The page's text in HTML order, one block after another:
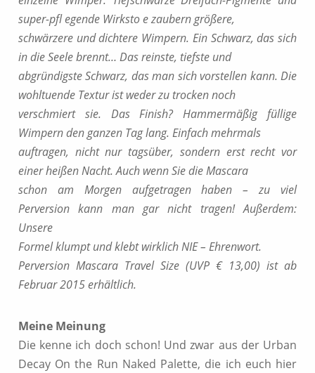
super-pfl egende Wirksto e zaubern größere,
schwärzere und dichtere Wimpern. Ein Schwarz, das sich
in die Seele brennt… Das reinste, tiefste und
abgründigste Schwarz, das man sich vorstellen kann. Die
wohltuende Textur ist weder zu trocken noch
verschmiert sie. Das Finish? Hammermäßig füllige
Wimpern den ganzen Tag lang. Einfach mehrmals
auftragen, nicht nur tagsüber, sondern erst recht vor
einer heißen Nacht. Auch wenn Sie die Mascara
schon am Morgen aufgetragen haben – zu viel
Perversion kann man gar nicht tragen! Außerdem:
Unsere
Formel klumpt und klebt wirklich NIE – Ehrenwort.
Perversion Mascara Travel Size (UVP € 13,00) ist ab
Februar 2015 erhältlich.
Meine Meinung
Die kenne ich doch schon! Und zwar aus der Urban
Decay On the Run Naked Palette, die ich euch hier